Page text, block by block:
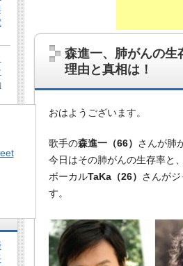
森進一、肺がんの生
理由と真相は！
おはようございます。
歌手の森進一（66） さんが肺
今日はその肺がんの生存率
ボーカルTaKa（26） さんが
す。